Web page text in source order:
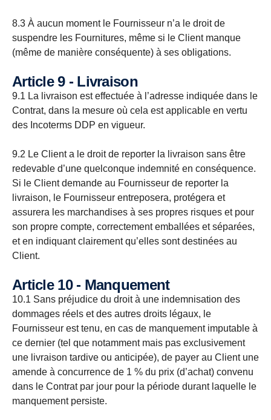
8.3 À aucun moment le Fournisseur n’a le droit de
suspendre les Fournitures, même si le Client manque
(même de manière conséquente) à ses obligations.
Article 9 - Livraison
9.1 La livraison est effectuée à l’adresse indiquée dans le
Contrat, dans la mesure où cela est applicable en vertu
des Incoterms DDP en vigueur.
9.2 Le Client a le droit de reporter la livraison sans être
redevable d’une quelconque indemnité en conséquence.
Si le Client demande au Fournisseur de reporter la
livraison, le Fournisseur entreposera, protégera et
assurera les marchandises à ses propres risques et pour
son propre compte, correctement emballées et séparées,
et en indiquant clairement qu’elles sont destinées au
Client.
Article 10 - Manquement
10.1 Sans préjudice du droit à une indemnisation des
dommages réels et des autres droits légaux, le
Fournisseur est tenu, en cas de manquement imputable à
ce dernier (tel que notamment mais pas exclusivement
une livraison tardive ou anticipée), de payer au Client une
amende à concurrence de 1 % du prix (d’achat) convenu
dans le Contrat par jour pour la période durant laquelle le
manquement persiste.